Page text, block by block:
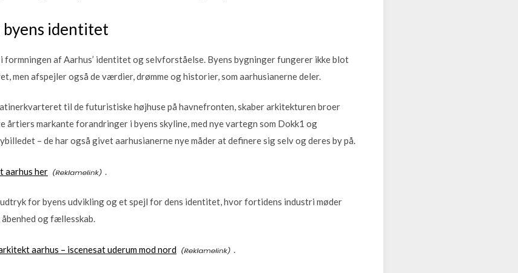
identitet
af Aarhus’ identitet og selvforståelse. Byens bygninger fungerer ikke blot
men afspejler også de værdier, drømme og historier, som aarhusianerne deler.
til de futuristiske højhuse på havnefronten, skaber arkitekturen broer
årtiers markante forandringer i byens skyline, med nye vartegn som Dokk1 og
– de har også givet aarhusianerne nye måder at definere sig selv og deres by på.
aarhus her
for byens udvikling og et spejl for dens identitet, hvor fortidens industri møder
og fællesskab.
aarhus – iscenesat uderum mod nord